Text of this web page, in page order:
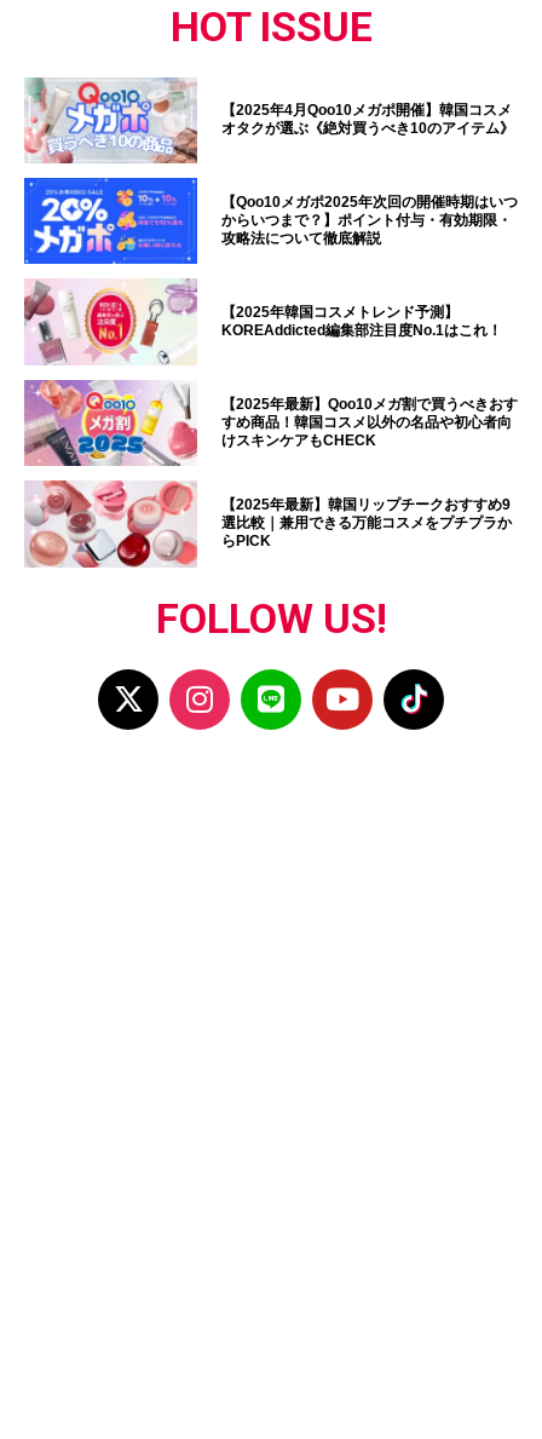
HOT ISSUE
【2025年4月Qoo10メガポ開催】韓国コスメ
オタクが選ぶ《絶対買うべき10のアイテム》
【Qoo10メガポ2025年次回の開催時期はいつ
からいつまで？】ポイント付与・有効期限・
攻略法について徹底解説
【2025年韓国コスメトレンド予測】
KOREAddicted編集部注目度No.1はこれ！
【2025年最新】Qoo10メガ割で買うべきおす
すめ商品！韓国コスメ以外の名品や初心者向
けスキンケアもCHECK
【2025年最新】韓国リップチークおすすめ9
選比較｜兼用できる万能コスメをプチプラか
らPICK
FOLLOW US!